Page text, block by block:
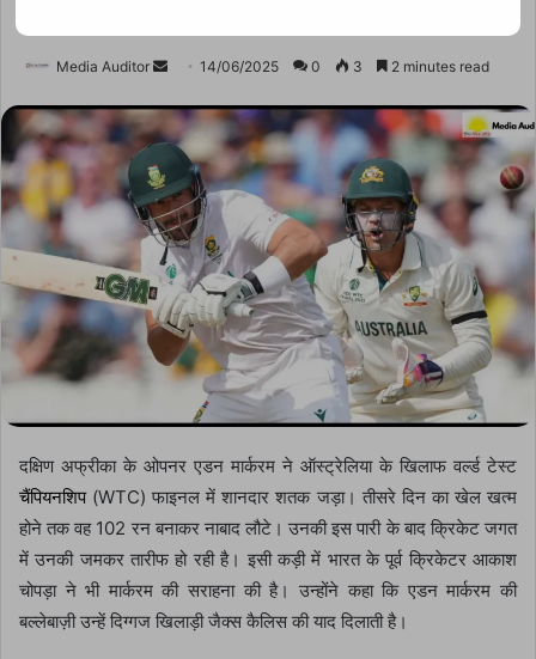
Media Auditor
Send
email
14/06/2025 0 3 2 minutes read
दक्षिण अफ्रीका के ओपनर एडन मार्करम ने ऑस्ट्रेलिया के खिलाफ वर्ल्ड टेस्ट
चैंपियनशिप(WTC) फाइनल में शानदार शतक जड़ा। तीसरे दिन का खेल खत्म
होने तक वह 102 रन बनाकर नाबाद लौटे। उनकी इस पारी के बाद क्रिकेट जगत
में उनकी जमकर तारीफ हो रही है। इसी कड़ी में भारत के पूर्व क्रिकेटर आकाश
चोपड़ा ने भी मार्करम की सराहना की है। उन्होंने कहा कि एडन मार्करम की
बल्लेबाज़ी उन्हें दिग्गज खिलाड़ी जैक्स कैलिस की याद दिलाती है।